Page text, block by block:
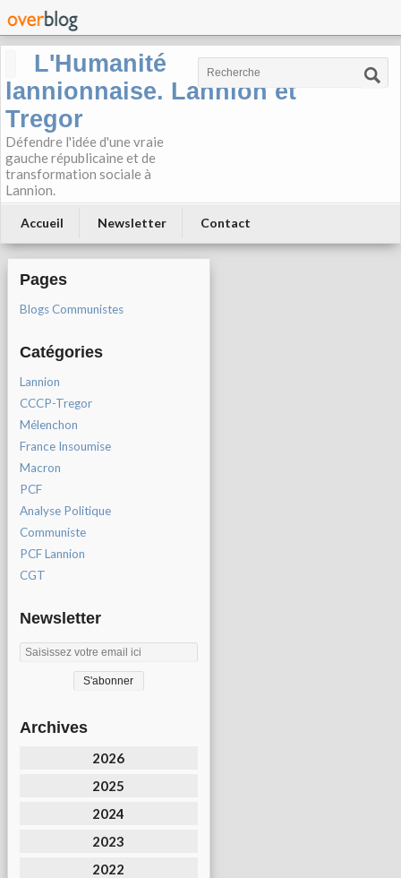
L'Humanité
lannionnaise. Lannion et
Tregor
Défendre l'idée d'une vraie
gauche républicaine et de
transformation sociale à
Lannion.
Accueil Newsletter Contact
Pages
Blogs Communistes
Catégories
Lannion
CCCP-Tregor
Mélenchon
France Insoumise
Macron
PCF
Analyse Politique
Communiste
PCF Lannion
CGT
Newsletter
Archives
2026
2025
2024
2023
2022